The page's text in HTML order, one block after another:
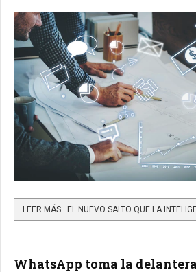
WhatsApp toma la